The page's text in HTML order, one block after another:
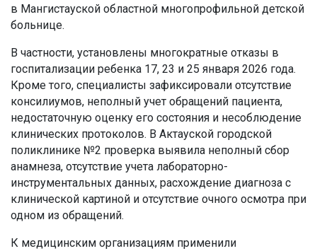
в Мангистауской областной многопрофильной детской
больнице.
В частности, установлены многократные отказы в
госпитализации ребенка 17, 23 и 25 января 2026 года.
Кроме того, специалисты зафиксировали отсутствие
консилиумов, неполный учет обращений пациента,
недостаточную оценку его состояния и несоблюдение
клинических протоколов. В Актауской городской
поликлинике №2 проверка выявила неполный сбор
анамнеза, отсутствие учета лабораторно-
инструментальных данных, расхождение диагноза с
клинической картиной и отсутствие очного осмотра при
одном из обращений.
К медицинским организациям применили